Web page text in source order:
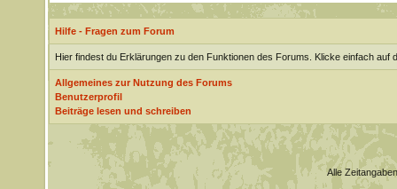
Hilfe - Fragen zum Forum
Hier findest du Erklärungen zu den Funktionen des Forums. Klicke einfach
Allgemeines zur Nutzung des Forums
Benutzerprofil
Beiträge lesen und schreiben
Alle